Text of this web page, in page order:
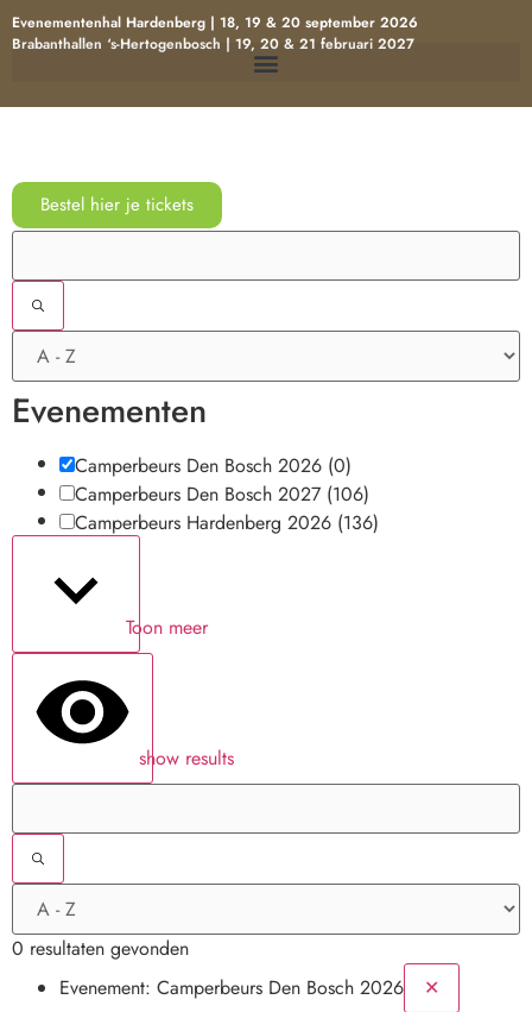
Evenementenhal Hardenberg | 18, 19 & 20 september 2026
Brabanthallen ‘s-Hertogenbosch | 19, 20 & 21 februari 2027
Bestel hier je tickets
Filters
Evenementen
Camperbeurs Den Bosch 2026 (0)
Camperbeurs Den Bosch 2027 (106)
Camperbeurs Hardenberg 2026 (136)
Toon meer
show results
0 resultaten gevonden
Evenement: Camperbeurs Den Bosch 2026
✕